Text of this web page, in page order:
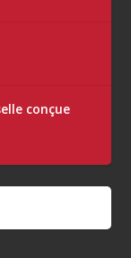
conçue